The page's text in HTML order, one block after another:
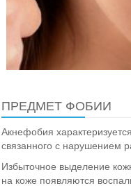
ПРЕДМЕТ ФОБИИ
Акнефобия
связанного с нарушением
Избыточное выделение
на коже появляются